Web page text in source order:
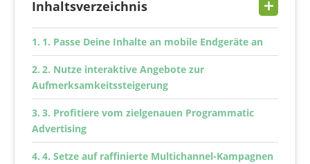
Inhaltsverzeichnis
1. Passe Deine Inhalte an mobile Endgeräte an
2. Nutze interaktive Angebote zur
Aufmerksamkeitssteigerung
3. Profitiere vom zielgenauen Programmatic
Advertising
4. Setze auf raffinierte Multichannel-Kampagnen